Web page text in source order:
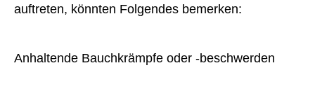
auftreten, könnten Folgendes bemerken:
Anhaltende Bauchkrämpfe oder -beschwerden